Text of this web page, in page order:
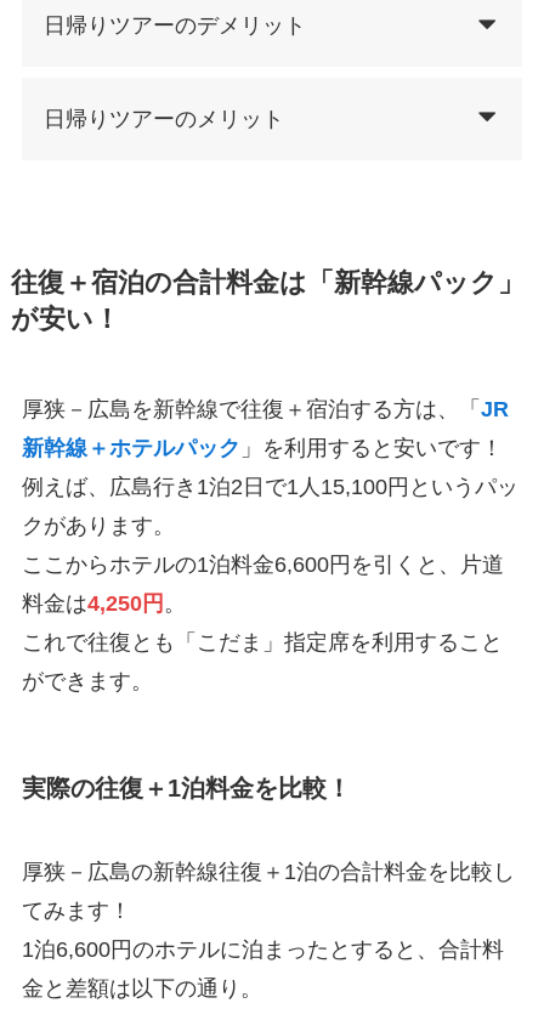
日帰りツアーのデメリット
日帰りツアーのメリット
往復＋宿泊の合計料金は「新幹線パック」
が安い！
厚狭－広島を新幹線で往復＋宿泊する方は、「 JR
新幹線＋ホテルパック 」を利用すると安いです！
例えば、広島行き1泊2日で1人15,100円というパッ
クがあります。
ここからホテルの1泊料金6,600円を引くと、片道
料金は4,250円 。
これで往復とも「こだま」指定席を利用すること
ができます。
実際の往復＋1泊料金を比較！
厚狭－広島の新幹線往復＋1泊の合計料金を比較し
てみます！
1泊6,600円のホテルに泊まったとすると、合計料
金と差額は以下の通り。